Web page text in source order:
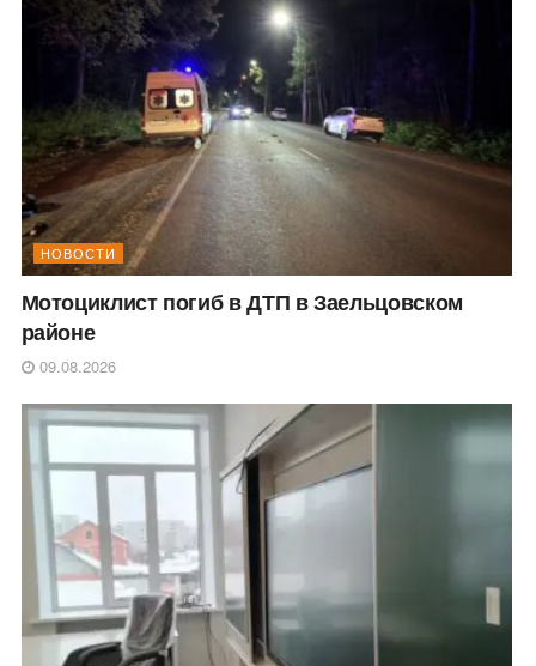
НОВОСТИ
Мотоциклист погиб в ДТП в Заельцовском
районе
09.08.2026